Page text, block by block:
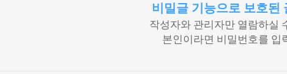
비밀글 기능으로 보호된
작성자와 관리자만 열람하실
본인이라면 비밀번호를 입